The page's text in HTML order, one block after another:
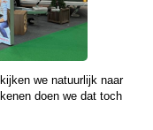
we natuurlijk naar
doen we dat toch